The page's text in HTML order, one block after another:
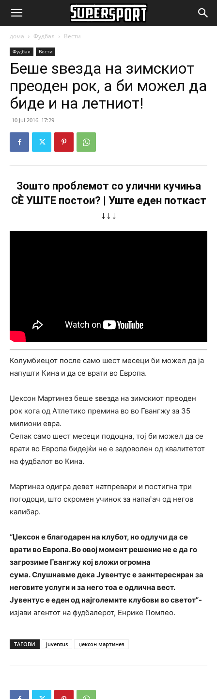
SuperSport.mk
дома Фудбал Вести
Фудбал Вести
Беше ѕвезда на зимскиот
преоден рок, а би можел да
биде и на летниот!
10 Jul 2016. 17:29
Зошто проблемот со улични кучиња
СÈ УШТЕ постои? | Уште еден поткаст
↓↓↓
Колумбиецот после само шест месеци би можел да ја
напушти Кина и да се врати во Европа.
Џексон Мартинез беше ѕвезда на зимскиот преоден
рок кога од Атлетико премина во во Гвангжу за 35
милиони евра.
Сепак само шест месеци подоцна, тој би можел да се
врати во Европа бидејќи не е задоволен од квалитетот
на фудбалот во Кина.
Мартинез одигра девет натпревари и постигна три
погодоци, што скромен учинок за напаѓач од негов
калибар.
“Џексон е благодарен на клубот, но одлучи да се
врати во Европа. Во овој момент решение не е да го
загрозиме Гвангжу кој вложи огромна
сума.Слушнавме дека Јувентус е заинтересиран за
неговите услуги и за него тоа е одлична вест.
Јувентус е еден од најголемите клубови во светот”-
изјави агентот на фудбалерот, Енрике Помпео.
ТАГОВИ juventus џексон мартинез